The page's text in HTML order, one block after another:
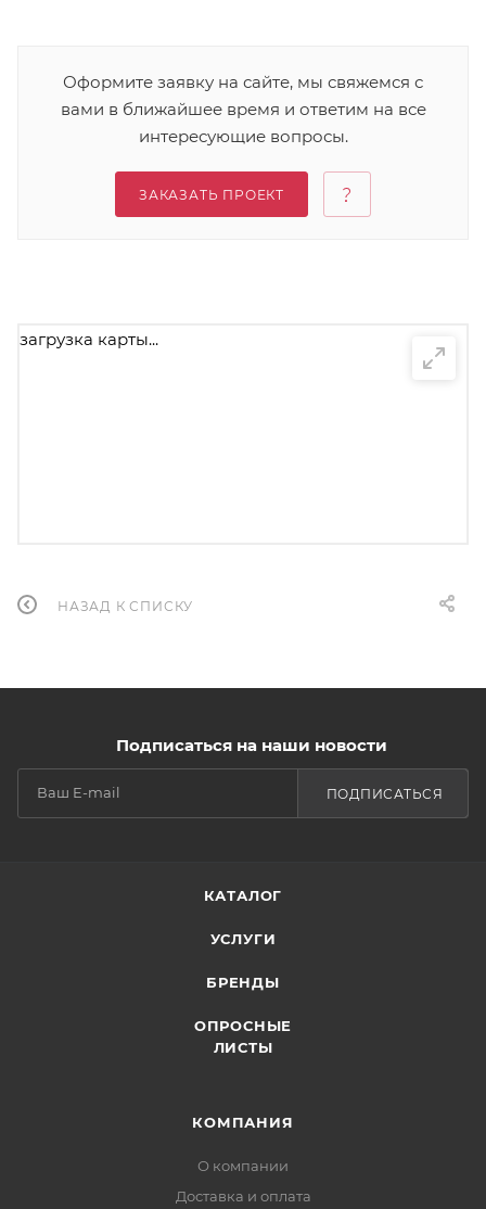
Оформите заявку на сайте, мы свяжемся с
вами в ближайшее время и ответим на все
интересующие вопросы.
ЗАКАЗАТЬ ПРОЕКТ
загрузка карты...
НАЗАД К СПИСКУ
Подписаться на наши новости
ПОДПИСАТЬСЯ
КАТАЛОГ
УСЛУГИ
БРЕНДЫ
ОПРОСНЫЕ
ЛИСТЫ
КОМПАНИЯ
О компании
Доставка и оплата